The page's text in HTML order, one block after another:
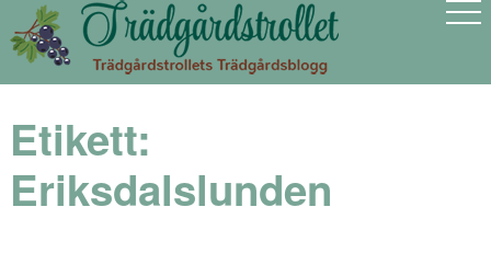
Etikett:
Eriksdalslunden